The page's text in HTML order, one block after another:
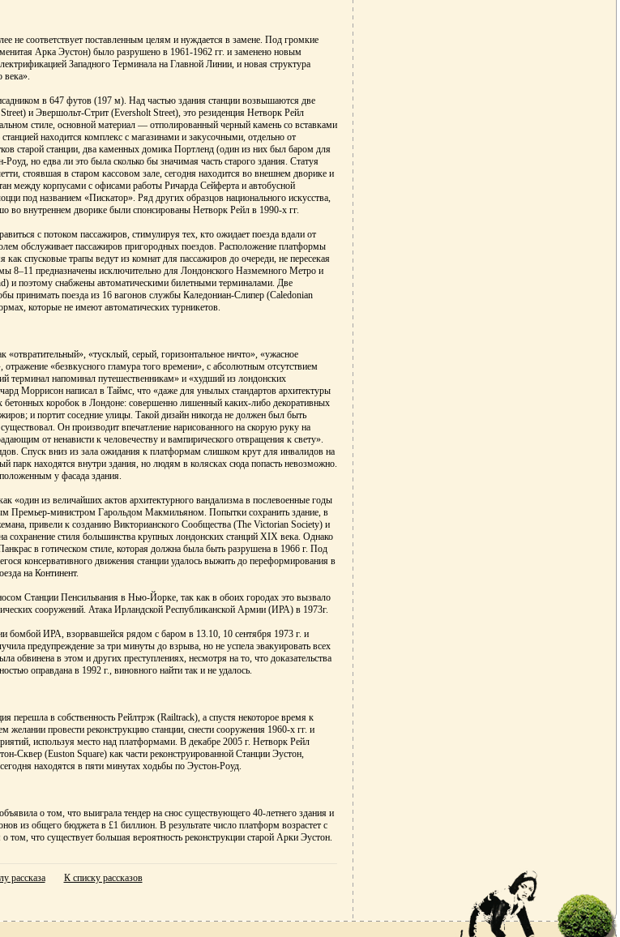
не соответствует поставленным целям и нуждается в замене. Под громкие
Арка Эустон) было разрушено в 1961-1962 гг. и заменено новым
Западного Терминала на Главной Линии, и новая структура
века».
в 647 футов (197 м). Над частью здания станции возвышаются две
и Эвершольт-Стрит (Eversholt Street), это резиденция Нетворк Рейл
стиле, основной материал — отполированный черный камень со вставками
находится комплекс с магазинами и закусочными, отдельно от
старой станции, два каменных домика Портленд (один из них был баром для
но едва ли это была сколько бы значимая часть старого здания. Статуя
стоявшая в старом кассовом зале, сегодня находится во внешнем дворике и
между корпусами с офисами работы Ричарда Сейферта и автобусной
под названием «Пискатор». Ряд других образцов национального искусства,
во внутреннем дворике были спонсированы Нетворк Рейл в 1990-х гг.
с потоком пассажиров, стимулируя тех, кто ожидает поезда вдали от
обслуживает пассажиров пригородных поездов. Расположение платформы
спусковые трапы ведут из комнат для пассажиров до очереди, не пересекая
8–11 предназначены исключительно для Лондонского Назмемного Метро и
и поэтому снабжены автоматическими билетными терминалами. Две
принимать поезда из 16 вагонов службы Каледониан-Слипер (Caledonian
которые не имеют автоматических турникетов.
«тусклый, серый, горизонтальное ничто», «ужасное
«безвкусного гламура того времени», с абсолютным отсутствием
терминал напоминал путешественникам» и «худший из лондонских
Моррисон написал в Таймс, что «даже для унылых стандартов архитектуры
бетонных коробок в Лондоне: совершенно лишенный каких-либо декоративных
и портит соседние улицы. Такой дизайн никогда не должен был быть
Он производит впечатление нарисованного на скорую руку на
от ненависти к человечеству и вампирического отвращения к свету».
Спуск вниз из зала ожидания к платформам слишком крут для инвалидов на
парк находятся внутри здания, но людям в колясках сюда попасть невозможно.
у фасада здания.
«один из величайших актов архитектурного вандализма в послевоенные годы
Премьер-министром Гарольдом Макмильяном. Попытки сохранить здание, в
привели к созданию Викторианского Сообщества (The Victorian Society) и
сохранение стиля большинства крупных лондонских станций XIX века. Однако
в готическом стиле, которая должна была быть разрушена в 1966 г. Под
консервативного движения станции удалось выжить до переформирования в
на Континент.
Станции Пенсильвания в Нью-Йорке, так как в обоих городах это вызвало
сооружений. Атака Ирландской Республиканской Армии (ИРА) в 1973г.
бомбой ИРА, взорвавшейся рядом с баром в 13.10, 10 сентября 1973 г. и
предупреждение за три минуты до взрыва, но не успела эвакуировать всех
обвинена в этом и других преступлениях, несмотря на то, что доказательства
оправдана в 1992 г., виновного найти так и не удалось.
перешла в собственность Рейлтрэк (Railtrack), а спустя некоторое время к
провести реконструкцию станции, снести сооружения 1960-х гг. и
используя место над платформами. В декабре 2005 г. Нетворк Рейл
Сквер (Euston Square) как части реконструированной Станции Эустон,
находятся в пяти минутах ходьбы по Эустон-Роуд.
о том, что выиграла тендер на снос существующего 40-летнего здания и
из общего бюджета в £1 биллион. В результате число платформ возрастет с
что существует большая вероятность реконструкции старой Арки Эустон.
рассказа К списку рассказов